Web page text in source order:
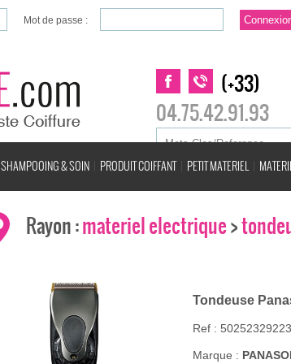
Mot de passe :
(+33)
04.75.42.91.93
SHAMPOOING & SOIN PRODUIT COIFFANT PETIT MATERIEL
Rayon :materiel electrique>
Tondeuse
Ref :
Marque :